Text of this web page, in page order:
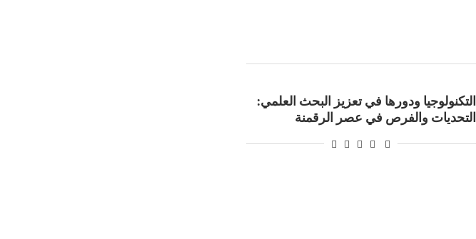
التكنولوجيا ودورها في تعزيز البحث العلمي:
التحديات والفرص في عصر الرقمنة